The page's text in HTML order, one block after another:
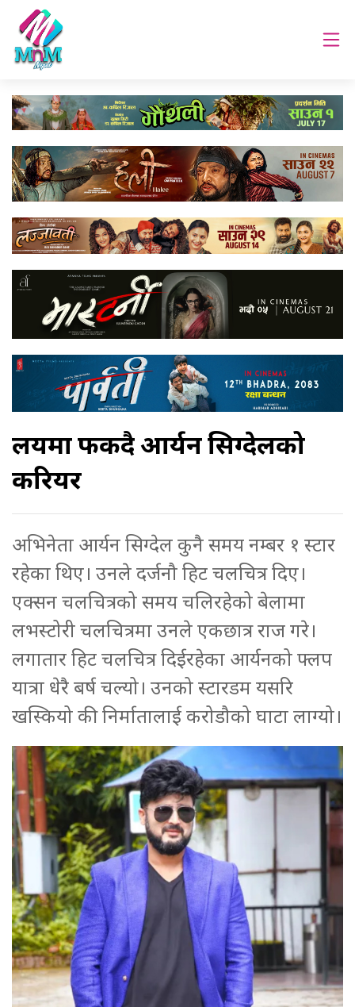
लयमा फर्किदै आर्यन सिग्देलको
करियर
अभिनेता आर्यन सिग्देल कुनै समय नम्बर १ स्टार
रहेका थिए। उनले दर्जनौ हिट चलचित्र दिए।
एक्सन चलचित्रको समय चलिरहेको बेलामा
लभस्टोरी चलचित्रमा उनले एकछात्र राज गरे।
लगातार हिट चलचित्र दिईरहेका आर्यनको फ्लप
यात्रा धेरै बर्ष चल्यो। उनको स्टारडम यसरि
खस्कियो की निर्मातालाई करोडौको घाटा लाग्यो।